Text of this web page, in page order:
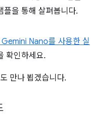
플을 통해 살펴봅니다.
Nano를 사용한 실
확인하세요.
만나 뵙겠습니다.